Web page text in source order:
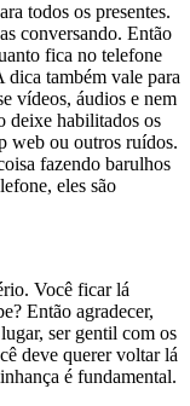
todos os presentes.
conversando. Então
fica no telefone
dica também vale para
vídeos, áudios e nem
deixe habilitados os
web ou outros ruídos.
fazendo barulhos
eles são
Você ficar lá
Então agradecer,
ser gentil com os
deve querer voltar lá
é fundamental.